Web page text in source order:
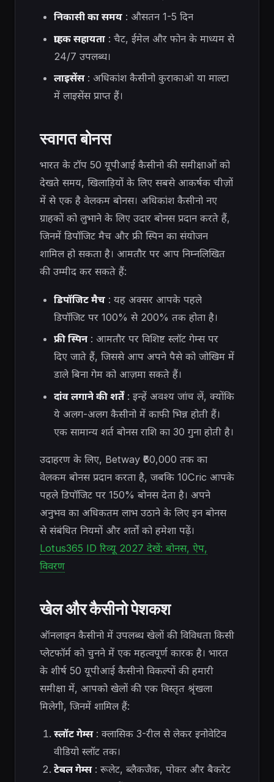
निकासी का समय: औसतन 1-5 दिन
ग्राहक सहायता: चैट, ईमेल और फोन के माध्यम से
24/7 उपलब्ध।
लाइसेंस: अधिकांश कैसीनो कुराकाओ या माल्टा
में लाइसेंस प्राप्त हैं।
स्वागत बोनस
भारत के टॉप 50 यूपीआई कैसीनो की समीक्षाओं को
देखते समय, खिलाड़ियों के लिए सबसे आकर्षक चीज़ों
में से एक है वेलकम बोनस। अधिकांश कैसीनो नए
ग्राहकों को लुभाने के लिए उदार बोनस प्रदान करते हैं,
जिनमें डिपॉजिट मैच और फ्री स्पिन का संयोजन
शामिल हो सकता है। आमतौर पर आप निम्नलिखित
की उम्मीद कर सकते हैं:
डिपॉजिट मैच: यह अक्सर आपके पहले
डिपॉजिट पर 100% से 200% तक होता है।
फ्री स्पिन: आमतौर पर विशिष्ट स्लॉट गेम्स पर
दिए जाते हैं, जिससे आप अपने पैसे को जोखिम में
डाले बिना गेम को आज़मा सकते हैं।
दांव लगाने की शर्तें: इन्हें अवश्य जांच लें, क्योंकि
ये अलग-अलग कैसीनो में काफी भिन्न होती हैं।
एक सामान्य शर्त बोनस राशि का 30 गुना होती है।
उदाहरण के लिए, Betway ₹60,000 तक का
वेलकम बोनस प्रदान करता है, जबकि 10Cric आपके
पहले डिपॉजिट पर 150% बोनस देता है। अपने
अनुभव का अधिकतम लाभ उठाने के लिए इन बोनस
से संबंधित नियमों और शर्तों को हमेशा पढ़ें।
Lotus365 ID रिव्यू 2027 देखें: बोनस, ऐप,
विवरण
खेल और कैसीनो पेशकश
ऑनलाइन कैसीनो में उपलब्ध खेलों की विविधता किसी
प्लेटफॉर्म को चुनने में एक महत्वपूर्ण कारक है। भारत
के शीर्ष 50 यूपीआई कैसीनो विकल्पों की हमारी
समीक्षा में, आपको खेलों की एक विस्तृत श्रृंखला
मिलेगी, जिनमें शामिल हैं:
स्लॉट गेम्स: क्लासिक 3-रील से लेकर इनोवेटिव
वीडियो स्लॉट तक।
टेबल गेम्स: रूलेट, ब्लैकजैक, पोकर और बैकरेट